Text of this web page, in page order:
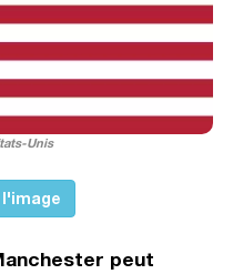
Unis
peut